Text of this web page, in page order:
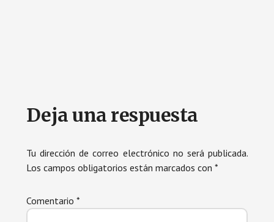
Interacciones
los
Deja una respuesta
Tu dirección de correo electrónico no será publicada.
Los campos obligatorios están marcados con *
Comentario *